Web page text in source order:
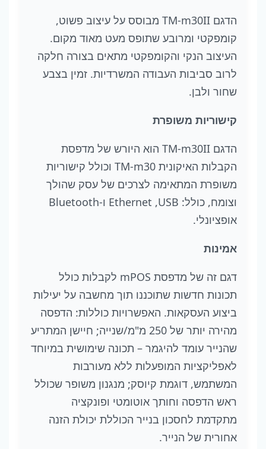
הדגם TM-m30II מבוסס על עיצוב פשוט,
קומפקטי ומרובע שתופס מעט מאוד מקום.
העיצוב הנקי והקומפקטי מתאים בצורה חלקה
לרוב סביבות העבודה המשרדיות. זמין בצבע
שחור ולבן.
קישוריות משופרת
הדגם TM-m30II הוא היורש של מדפסת
הקבלות האיקונית TM-m30 וכולל קישוריות
משופרת המתאימה לצרכים של עסק שהולך
וצומח, כולל: USB,‏ Ethernet ו-Bluetooth
אופציונלי.
אמינות
דגם זה של מדפסת mPOS לקבלות כולל
תכונות חדשות שתוכננו תוך מחשבה על יעילות
ביצוע העסקאות. האפשרויות כוללות: הדפסה
מהירה יותר של 250 מ"מ/שנייה; חיישן המתריע
שהנייר עומד להיגמר – תכונה שימושית במיוחד
לאפליקציות המופעלות ללא מעורבות
המשתמש, דוגמת קיוסק; מנגנון משופר שכולל
ראש הדפסה וחותך אוטומטי ופונקציה
מתקדמת לחסכון בנייר הכוללת יכולת הזנה
אחורית של הנייר.